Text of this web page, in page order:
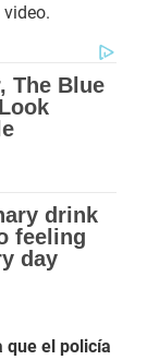
que el policía